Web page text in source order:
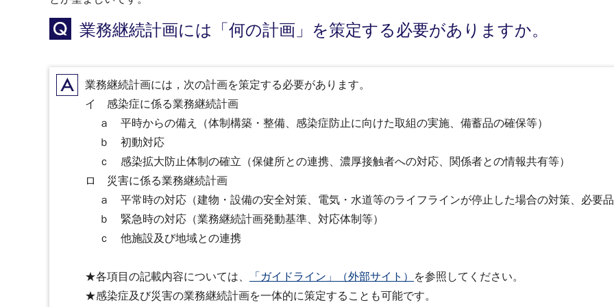
Q 業務継続計画には「何の計画」を策定する必要がありますか。
A業務継続計画には，次の計画を策定する必要があります。
イ 感染症に係る業務継続計画
ａ 平時からの備え（体制構築・整備、感染症防止に向けた取組の実施、備蓄品の確保等）
ｂ 初動対応
ｃ 感染拡大防止体制の確立（保健所との連携、濃厚接触者への対応、関係者との情報共有等）
ロ 災害に係る業務継続計画
ａ 平常時の対応（建物・設備の安全対策、電気・水道等のライフラインが停止した場合の対策、必要品
ｂ 緊急時の対応（業務継続計画発動基準、対応体制等）
ｃ 他施設及び地域との連携
★各項目の記載内容については、 「ガイドライン」（外部サイト）
を参照してください。
★感染症及び災害の業務継続計画を一体的に策定することも可能です。